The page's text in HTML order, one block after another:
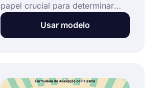
papel crucial para determinar
seus pontos fortes e fracos.
Dessa forma, você poderá
formulário de avaliação de
Usar modelo